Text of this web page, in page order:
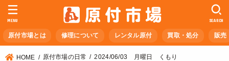
原付市場とは 修理について レンタル原付 買取・処分 販売
SEARCH
MENU
HOME 原付市場の日常 2024/06/03 月曜日 くもり